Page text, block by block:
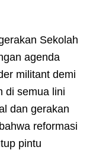
Sekolah
agenda
militant demi
di semua lini
dan gerakan
reformasi
pintu